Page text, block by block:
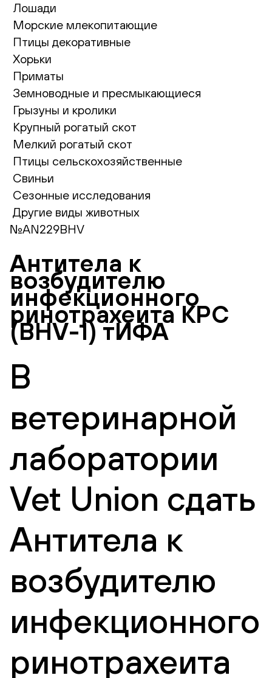
Лошади
Морские млекопитающие
Птицы декоративные
Хорьки
Приматы
Земноводные и пресмыкающиеся
Грызуны и кролики
Крупный рогатый скот
Мелкий рогатый скот
Птицы сельскохозяйственные
Свиньи
Сезонные исследования
Другие виды животных
№AN229BHV
Антитела к
возбудителю
инфекционного
ринотрахеита КРС
(BHV-1) тИФА
В
ветеринарной
лаборатории
Vet Union сдать
Антитела к
возбудителю
инфекционного
ринотрахеита